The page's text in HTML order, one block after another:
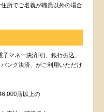
所でご名義が職員以外の場合
マネー決済可)、銀行振込、
ンク決済、がご利用いただけ
店以上の